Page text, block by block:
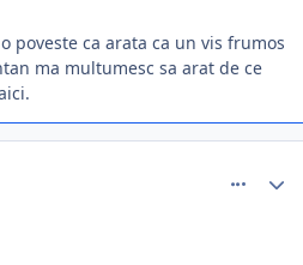
poveste ca arata ca un vis frumos
ma multumesc sa arat de ce